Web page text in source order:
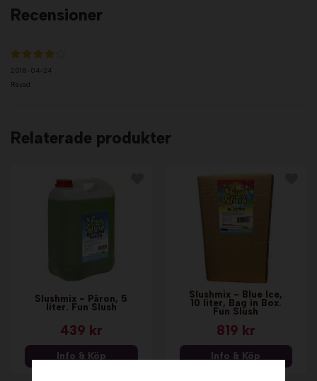
Recensioner
2018-04-24
Reyad
Relaterade produkter
Slushmix - Päron, 5
liter. Fun Slush
439 kr
Info & Köp
Slushmix - Blue Ice,
10 liter, Bag in Box.
Fun Slush
819 kr
Info & Köp